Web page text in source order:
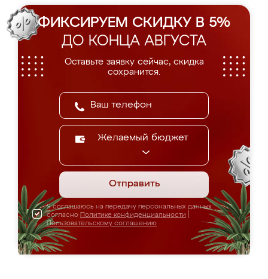
ФИКСИРУЕМ СКИДКУ В 5%
ДО КОНЦА АВГУСТА
Оставьте заявку сейчас, скидка
сохранится.
Желаемый бюджет
Отправить
Я соглашаюсь на передачу персональных данных
согласно Политике конфиденциальности
Пользовательскому соглашению